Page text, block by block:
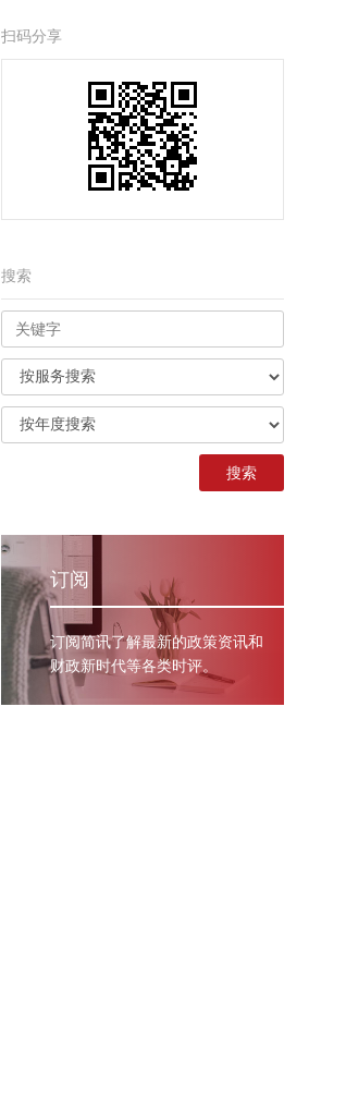
扫码分享
搜索
订阅
订阅简讯了解最新的政策资讯和
财政新时代等各类时评。